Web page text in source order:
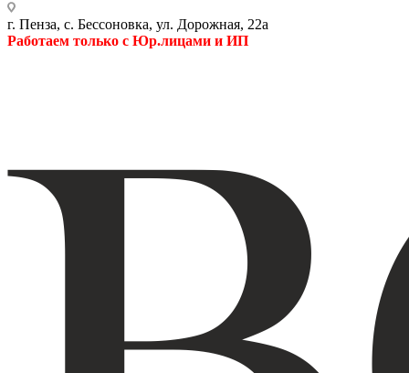
г. Пенза, с. Бессоновка, ул. Дорожная, 22а
Работаем только с Юр.лицами и ИП